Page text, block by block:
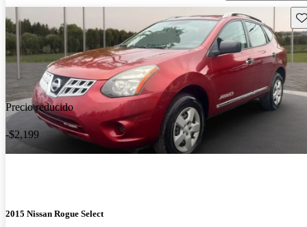
Precio reducido
-$2,199
2015 Nissan Rogue Select